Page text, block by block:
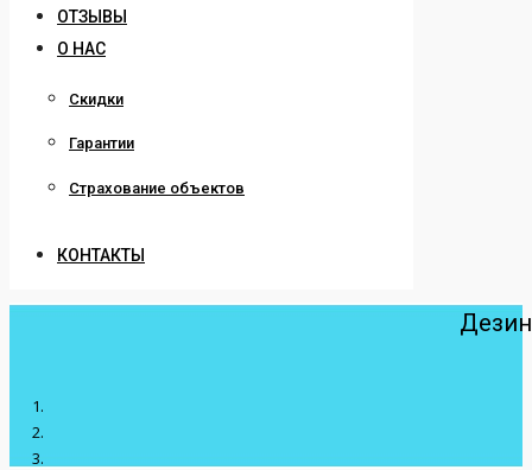
ОТЗЫВЫ
О НАС
Скидки
Гарантии
Страхование объектов
КОНТАКТЫ